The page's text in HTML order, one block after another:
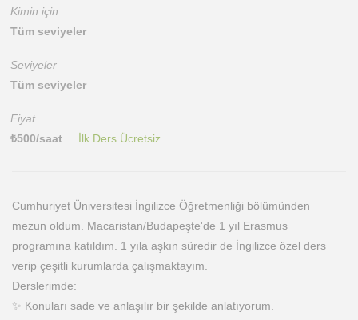
Kimin için
Tüm seviyeler
Seviyeler
Tüm seviyeler
Fiyat
₺500/saat İlk Ders Ücretsiz
Cumhuriyet Üniversitesi İngilizce Öğretmenliği bölümünden
mezun oldum. Macaristan/Budapeşte'de 1 yıl Erasmus
programına katıldım. 1 yıla aşkın süredir de İngilizce özel ders
verip çeşitli kurumlarda çalışmaktayım.
Derslerimde:
✨ Konuları sade ve anlaşılır bir şekilde anlatıyorum.